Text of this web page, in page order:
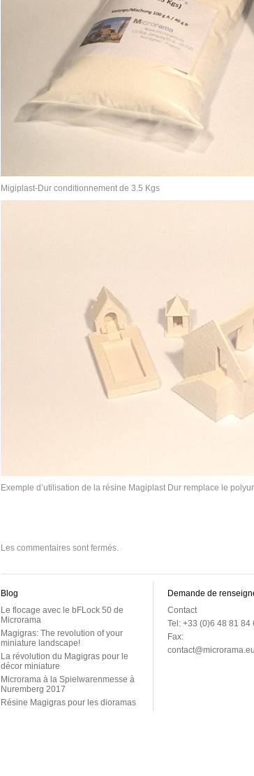
Migiplast-Dur conditionnement de 3.5 Kgs
Exemple d’utilisation de la résine Magiplast Dur remplace le
Les commentaires sont fermés.
Blog
Le flocage avec le bFLock 50 de
Microrama
Magigras: The revolution of your
miniature landscape!
La révolution du Magigras pour le
décor miniature
Microrama à la Spielwarenmesse à
Nuremberg 2017
Résine Magigras pour les dioramas
Demande de
Contact
Tel: +33 (0)6 48 81 84
Fax:
contact@microrama.eu